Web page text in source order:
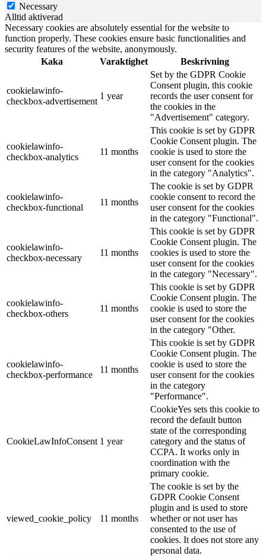
Necessary
Alltid aktiverad
Necessary cookies are absolutely essential for the website to
function properly. These cookies ensure basic functionalities and
security features of the website, anonymously.
Kaka
Varaktighet Beskrivning
cookielawinfo-
checkbox-advertisement
1 year
Set by the GDPR Cookie
Consent plugin, this cookie
records the user consent for
the cookies in the
"Advertisement" category.
cookielawinfo-
checkbox-analytics
11 months
This cookie is set by GDPR
Cookie Consent plugin. The
cookie is used to store the
user consent for the cookies
in the category "Analytics".
cookielawinfo-
checkbox-functional
11 months
The cookie is set by GDPR
cookie consent to record the
user consent for the cookies
in the category "Functional".
cookielawinfo-
checkbox-necessary
11 months
This cookie is set by GDPR
Cookie Consent plugin. The
cookies is used to store the
user consent for the cookies
in the category "Necessary".
cookielawinfo-
checkbox-others
11 months
This cookie is set by GDPR
Cookie Consent plugin. The
cookie is used to store the
user consent for the cookies
in the category "Other.
cookielawinfo-
checkbox-performance
11 months
This cookie is set by GDPR
Cookie Consent plugin. The
cookie is used to store the
user consent for the cookies
in the category
"Performance".
CookieLawInfoConsent 1 year
CookieYes sets this cookie to
record the default button
state of the corresponding
category and the status of
CCPA. It works only in
coordination with the
primary cookie.
viewed_cookie_policy 11 months
The cookie is set by the
GDPR Cookie Consent
plugin and is used to store
whether or not user has
consented to the use of
cookies. It does not store any
personal data.